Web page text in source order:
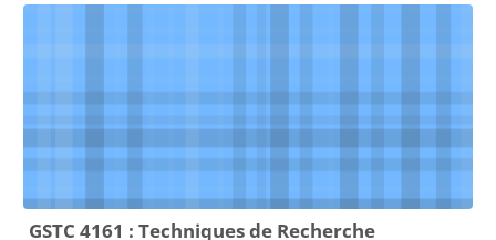
GSTC 4161 : Techniques de Recherche